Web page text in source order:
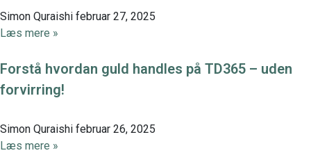
Simon Quraishi februar 27, 2025
Læs mere »
Forstå hvordan guld handles på TD365 – uden
forvirring!
Simon Quraishi februar 26, 2025
Læs mere »